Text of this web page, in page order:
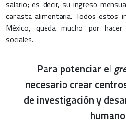
salario; es decir, su ingreso
canasta alimentaria. Todos estos
México, queda mucho por
sociales.
Para potenciar el
necesario crear
de investigación y